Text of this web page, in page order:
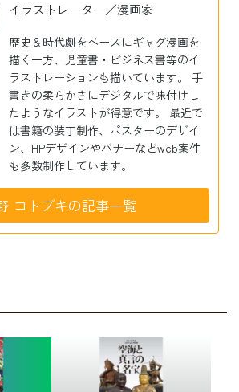
イラストレーター／漫画家
歴史＆時代劇をベースにギャグ漫画を
描く一方、児童書・ビジネス書等のイ
ラストレーションも描いています。 手
書きの柔らかさにデジタルで味付けし
たようなイラストが得意です。 最近で
は書籍の装丁制作、ポスターのデザイ
ン、HPデザインやバナーなどweb案件
も多数制作しています。
コトブキの記事一覧